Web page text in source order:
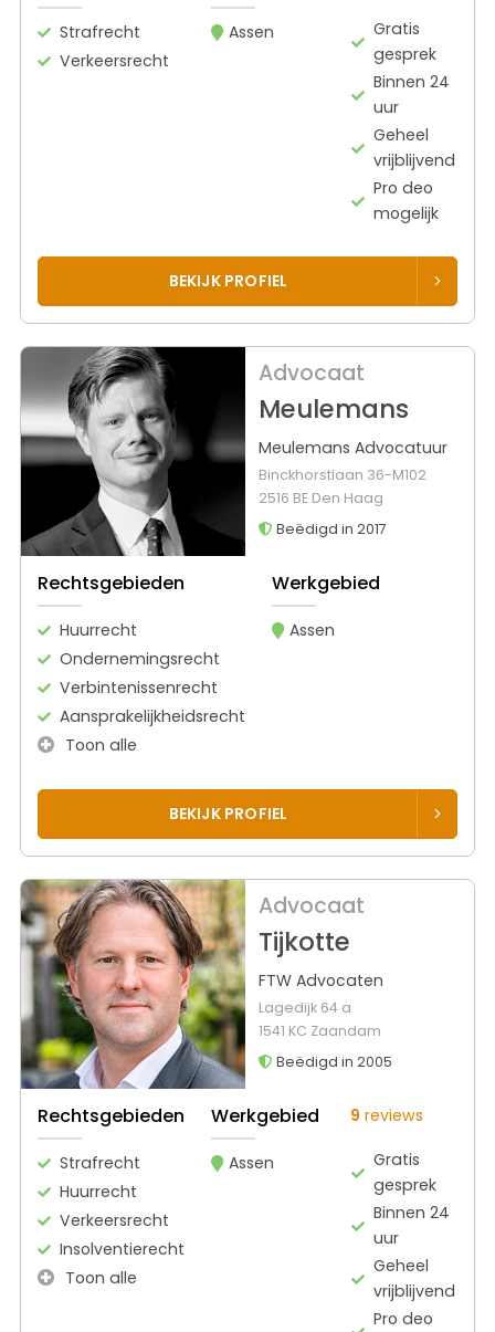
Strafrecht
Verkeersrecht
Assen
Gratis
gesprek
Binnen 24
uur
Geheel
vrijblijvend
Pro deo
mogelijk
BEKIJK PROFIEL
Advocaat
Meulemans
Meulemans Advocatuur
Binckhorstlaan 36-M102
2516 BE Den Haag
Beëdigd in 2017
Rechtsgebieden
Huurrecht
Ondernemingsrecht
Verbintenissenrecht
Aansprakelijkheidsrecht
Toon alle
Werkgebied
Assen
BEKIJK PROFIEL
Advocaat
Tijkotte
FTW Advocaten
Lagedijk 64 a
1541 KC Zaandam
Beëdigd in 2005
Rechtsgebieden
Strafrecht
Huurrecht
Verkeersrecht
Insolventierecht
Toon alle
Werkgebied
Assen
9 reviews
Gratis
gesprek
Binnen 24
uur
Geheel
vrijblijvend
Pro deo